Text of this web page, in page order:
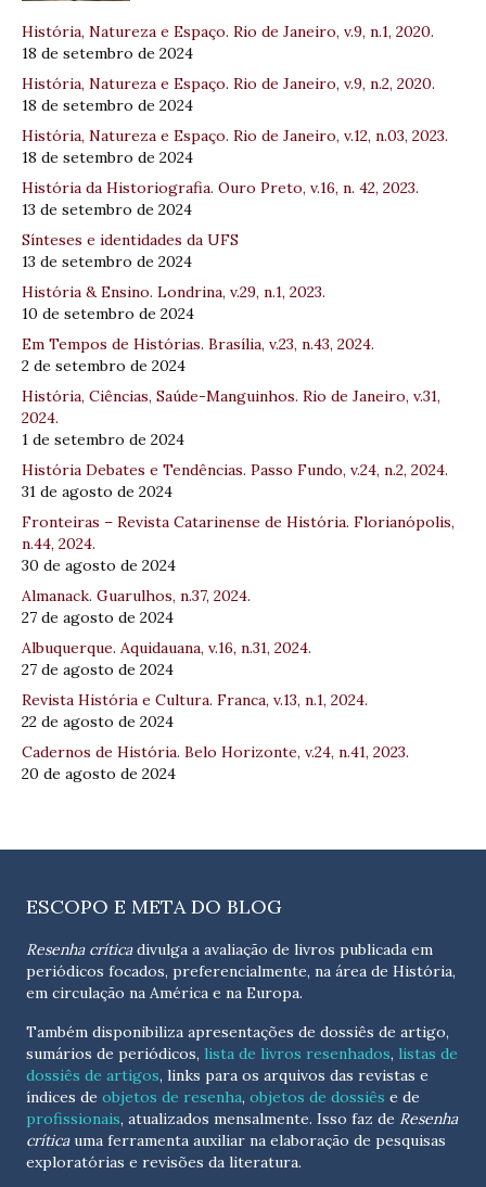
História, Natureza e Espaço. Rio de Janeiro, v.9, n.1, 2020.
18 de setembro de 2024
História, Natureza e Espaço. Rio de Janeiro, v.9, n.2, 2020.
18 de setembro de 2024
História, Natureza e Espaço. Rio de Janeiro, v.12, n.03, 2023.
18 de setembro de 2024
História da Historiografia. Ouro Preto, v.16, n. 42, 2023.
13 de setembro de 2024
Sínteses e identidades da UFS
13 de setembro de 2024
História & Ensino. Londrina, v.29, n.1, 2023.
10 de setembro de 2024
Em Tempos de Histórias. Brasília, v.23, n.43, 2024.
2 de setembro de 2024
História, Ciências, Saúde-Manguinhos. Rio de Janeiro, v.31,
2024.
1 de setembro de 2024
História Debates e Tendências. Passo Fundo, v.24, n.2, 2024.
31 de agosto de 2024
Fronteiras – Revista Catarinense de História. Florianópolis,
n.44, 2024.
30 de agosto de 2024
Almanack. Guarulhos, n.37, 2024.
27 de agosto de 2024
Albuquerque. Aquidauana, v.16, n.31, 2024.
27 de agosto de 2024
Revista História e Cultura. Franca, v.13, n.1, 2024.
22 de agosto de 2024
Cadernos de História. Belo Horizonte, v.24, n.41, 2023.
20 de agosto de 2024
ESCOPO E META DO BLOG
Resenha críticadivulga a avaliação de livros publicada em
periódicos focados, preferencialmente, na área de História,
em circulação na América e na Europa.
Também disponibiliza apresentações de dossiês de artigo,
sumários de periódicos, lista de livros resenhados, listas de
dossiês de artigos, links para os arquivos das revistas e
índices de objetos de resenha, objetos de dossiês e de
profissionais, atualizados mensalmente. Isso faz de Resenha
críticauma ferramenta auxiliar na elaboração de pesquisas
exploratórias e revisões da literatura.